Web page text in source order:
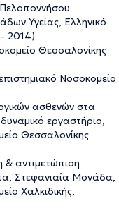
Υγείας, Ελληνικό
2014)
Θεσσαλονίκης
Νοσοκομείο
ασθενών στα
εργαστήριο,
Θεσσαλονίκης
& αντιμετώπιση
Στεφανιαία Μονάδα,
Χαλκιδικής,